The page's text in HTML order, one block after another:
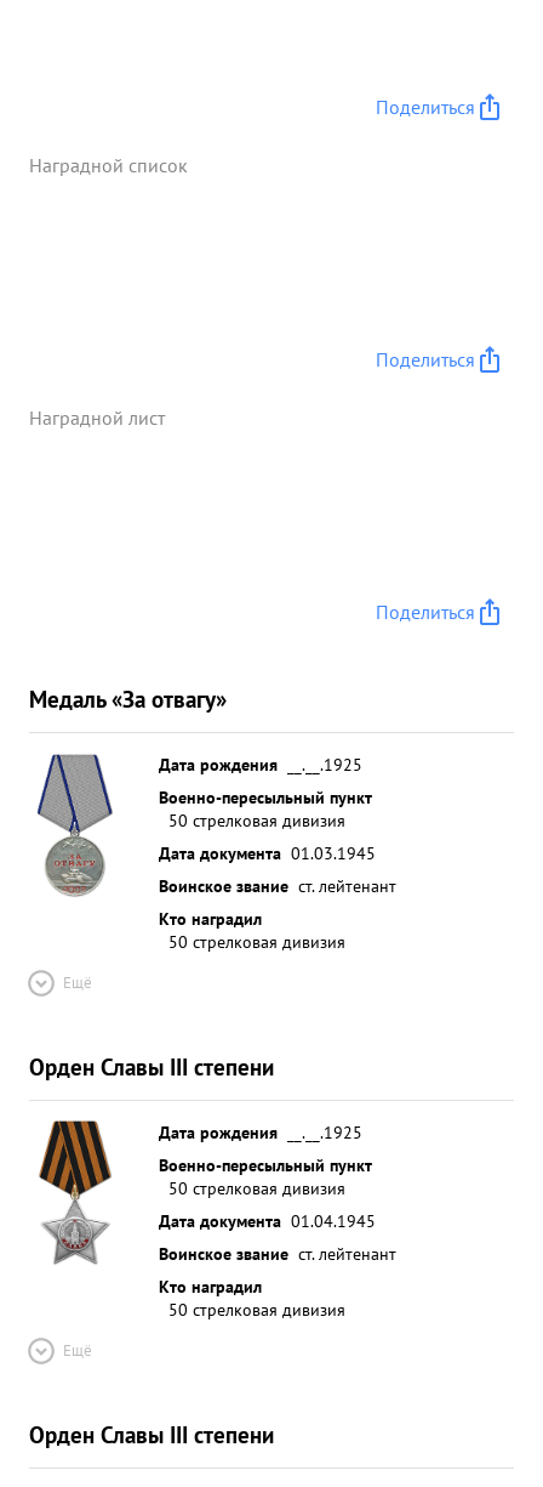
Поделиться
Наградной список
Поделиться
Наградной лист
Поделиться
Медаль «За отвагу»
Дата рождения
__.__.1925
Военно-пересыльный пункт
50 стрелковая дивизия
Дата документа 01.03.1945
Воинское звание ст. лейтенант
Кто наградил
50 стрелковая дивизия
Ещё
Орден Славы III степени
Дата рождения
__.__.1925
Военно-пересыльный пункт
50 стрелковая дивизия
Дата документа 01.04.1945
Воинское звание ст. лейтенант
Кто наградил
50 стрелковая дивизия
Ещё
Орден Славы III степени